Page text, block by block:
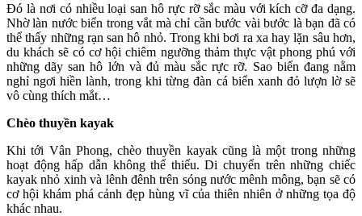
Đó là nơi có nhiều loại san hô rực rỡ sắc màu với kích cỡ đa dạng.
Nhờ làn nước biển trong vắt mà chỉ cần bước vài bước là bạn đã có
thể thấy những rạn san hô nhỏ. Trong khi bơi ra xa hay lặn sâu hơn,
du khách sẽ có cơ hội chiêm ngưỡng thảm thực vật phong phú với
những dãy san hô lớn và đủ màu sắc rực rỡ. Sao biển đang nằm
nghỉ ngơi hiền lành, trong khi từng đàn cá biển xanh đỏ lượn lờ sẽ
vô cùng thích mắt…
Chèo thuyền kayak
Khi tới Vân Phong, chèo thuyền kayak cũng là một trong những
hoạt động hấp dẫn không thể thiếu. Di chuyển trên những chiếc
kayak nhỏ xinh và lênh đênh trên sóng nước mênh mông, bạn sẽ có
cơ hội khám phá cảnh đẹp hùng vĩ của thiên nhiên ở những tọa độ
khác nhau.